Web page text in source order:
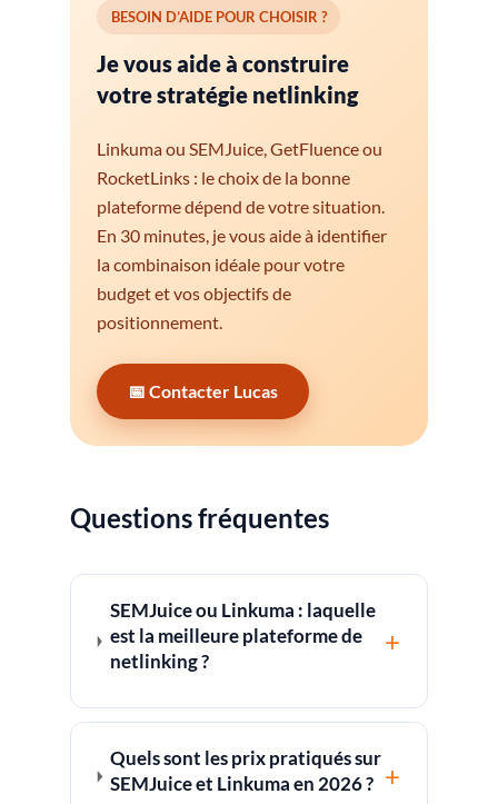
BESOIN D’AIDE POUR CHOISIR ?
Je vous aide à construire
votre stratégie netlinking
Linkuma ou SEMJuice, GetFluence ou
RocketLinks : le choix de la bonne
plateforme dépend de votre situation.
En 30 minutes, je vous aide à identifier
la combinaison idéale pour votre
budget et vos objectifs de
positionnement.
📅 Contacter Lucas
Questions fréquentes
SEMJuice ou Linkuma : laquelle
est la meilleure plateforme de
netlinking ?
+
Quels sont les prix pratiqués sur
SEMJuice et Linkuma en 2026 ? +